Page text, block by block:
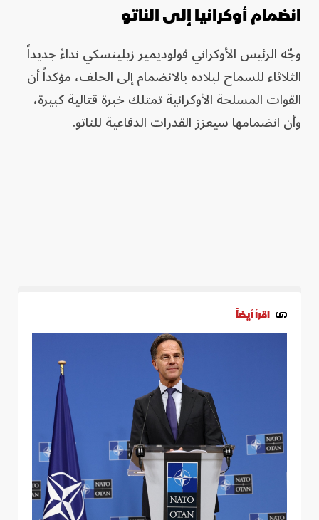
انضمام أوكرانيا إلى الناتو
وجّه الرئيس الأوكراني فولوديمير زيلينسكي نداءً جديداً
الثلاثاء للسماح لبلاده بالانضمام إلى الحلف، مؤكداً أن
القوات المسلحة الأوكرانية تمتلك خبرة قتالية كبيرة،
وأن انضمامها سيعزز القدرات الدفاعية للناتو.
اقرأ أيضاً